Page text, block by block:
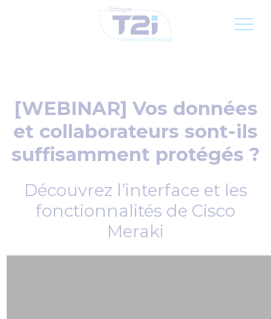
Inscription newsletter
[WEBINAR] Vos données
et collaborateurs sont-ils
suffisamment protégés ?
Découvrez l’interface et les
fonctionnalités de Cisco
Meraki